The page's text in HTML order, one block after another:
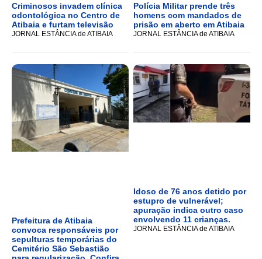
Criminosos invadem clínica
odontológica no Centro de
Atibaia e furtam televisão
JORNAL ESTÂNCIA de ATIBAIA
Polícia Militar prende três
homens com mandados de
prisão em aberto em Atibaia
JORNAL ESTÂNCIA de ATIBAIA
Prefeitura de Atibaia
convoca responsáveis por
sepulturas temporárias do
Cemitério São Sebastião
Idoso de 76 anos detido por
estupro de vulnerável;
apuração indica outro caso
envolvendo 11 crianças.
JORNAL ESTÂNCIA de ATIBAIA